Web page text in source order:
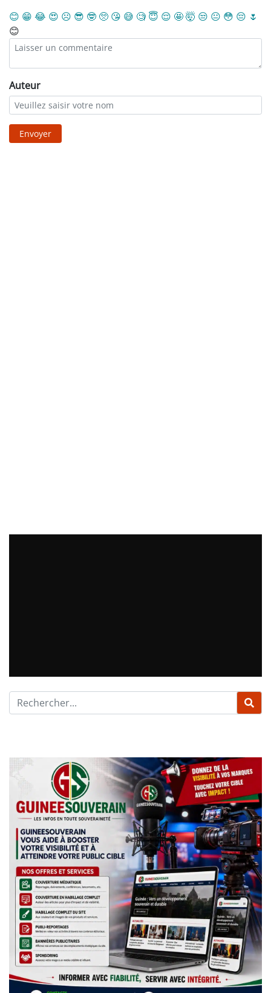
😊 😁 😂 😍 ☹️ 😎 🤓 🥺 😘 😅 🧐 😇 😌 🤩🤯 😒 😐 😳 😔 🌷
😊
Auteur
Envoyer